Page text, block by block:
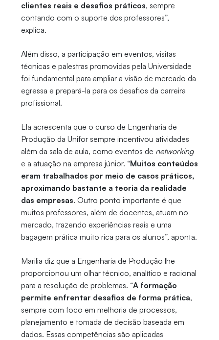
clientes reais e desafios práticos, sempre
contando com o suporte dos professores”,
explica.
Além disso, a participação em eventos, visitas
técnicas e palestras promovidas pela Universidade
foi fundamental para ampliar a visão de mercado da
egressa e prepará-la para os desafios da carreira
profissional.
Ela acrescenta que o curso de Engenharia de
Produção da Unifor sempre incentivou atividades
além da sala de aula, como eventos de networking
e a atuação na empresa júnior. “Muitos conteúdos
eram trabalhados por meio de casos práticos,
aproximando bastante a teoria da realidade
das empresas. Outro ponto importante é que
muitos professores, além de docentes, atuam no
mercado, trazendo experiências reais e uma
bagagem prática muito rica para os alunos”, aponta.
Marilia diz que a Engenharia de Produção lhe
proporcionou um olhar técnico, analítico e racional
para a resolução de problemas. “A formação
permite enfrentar desafios de forma prática,
sempre com foco em melhoria de processos,
planejamento e tomada de decisão baseada em
dados. Essas competências são aplicadas